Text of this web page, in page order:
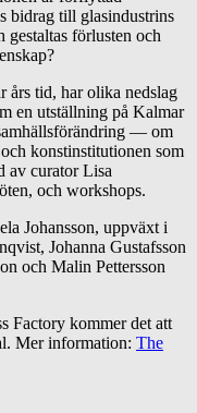
bidrag till glasindustrins
gestaltas förlusten och
års tid, har olika nedslag
en utställning på Kalmar
— om
konstinstitutionen som
av curator Lisa
och workshops.
Johansson, uppväxt i
Johanna Gustafsson
och Malin Pettersson
Factory kommer det att
Mer information: The